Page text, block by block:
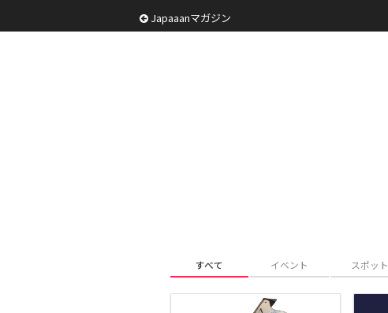
Japaaanマガジン
すべて イベント スポット